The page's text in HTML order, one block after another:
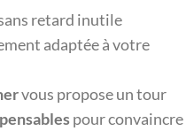
retard inutile
adaptée à votre
vous propose un tour
pour convaincre